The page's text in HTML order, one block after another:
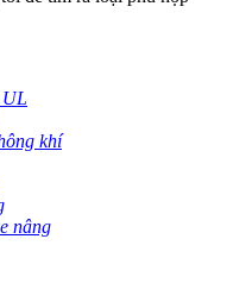
UL
khí
nâng